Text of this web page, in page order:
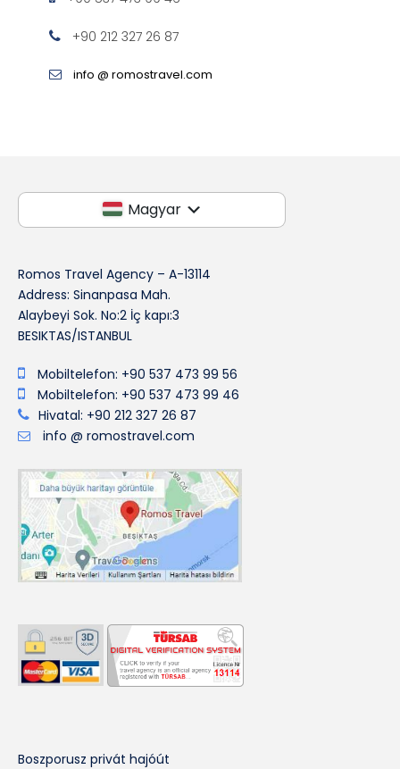
+90 212 327 26 87
info @ romostravel.com
Magyar
Romos Travel Agency – A-13114
Address: Sinanpasa Mah.
Alaybeyi Sok. No:2 İç kapı:3
BESIKTAS/ISTANBUL
Mobiltelefon: +90 537 473 99 56
Mobiltelefon: +90 537 473 99 46
Hivatal: +90 212 327 26 87
info @ romostravel.com
Boszporusz privát hajóút